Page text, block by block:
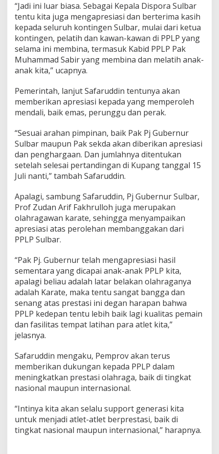
“Jadi ini luar biasa. Sebagai Kepala Dispora Sulbar
tentu kita juga mengapresiasi dan berterima kasih
kepada seluruh kontingen Sulbar, mulai dari ketua
kontingen, pelatih dan kawan-kawan di PPLP yang
selama ini membina, termasuk Kabid PPLP Pak
Muhammad Sabir yang membina dan melatih anak-
anak kita,” ucapnya.
Pemerintah, lanjut Safaruddin tentunya akan
memberikan apresiasi kepada yang memperoleh
mendali, baik emas, perunggu dan perak.
“Sesuai arahan pimpinan, baik Pak Pj Gubernur
Sulbar maupun Pak sekda akan diberikan apresiasi
dan penghargaan. Dan jumlahnya ditentukan
setelah selesai pertandingan di Kupang tanggal 15
Juli nanti,” tambah Safaruddin.
Apalagi, sambung Safaruddin, Pj Gubernur Sulbar,
Prof Zudan Arif Fakhrulloh juga merupakan
olahragawan karate, sehingga menyampaikan
apresiasi atas perolehan membanggakan dari
PPLP Sulbar.
“Pak Pj. Gubernur telah mengapresiasi hasil
sementara yang dicapai anak-anak PPLP kita,
apalagi beliau adalah latar belakan olahraganya
adalah Karate, maka tentu sangat bangga dan
senang atas prestasi ini degan harapan bahwa
PPLP kedepan tentu lebih baik lagi kualitas pemain
dan fasilitas tempat latihan para atlet kita,”
jelasnya.
Safaruddin mengaku, Pemprov akan terus
memberikan dukungan kepada PPLP dalam
meningkatkan prestasi olahraga, baik di tingkat
nasional maupun internasional.
“Intinya kita akan selalu support generasi kita
untuk menjadi atlet-atlet berprestasi, baik di
tingkat nasional maupun internasional,” harapnya.